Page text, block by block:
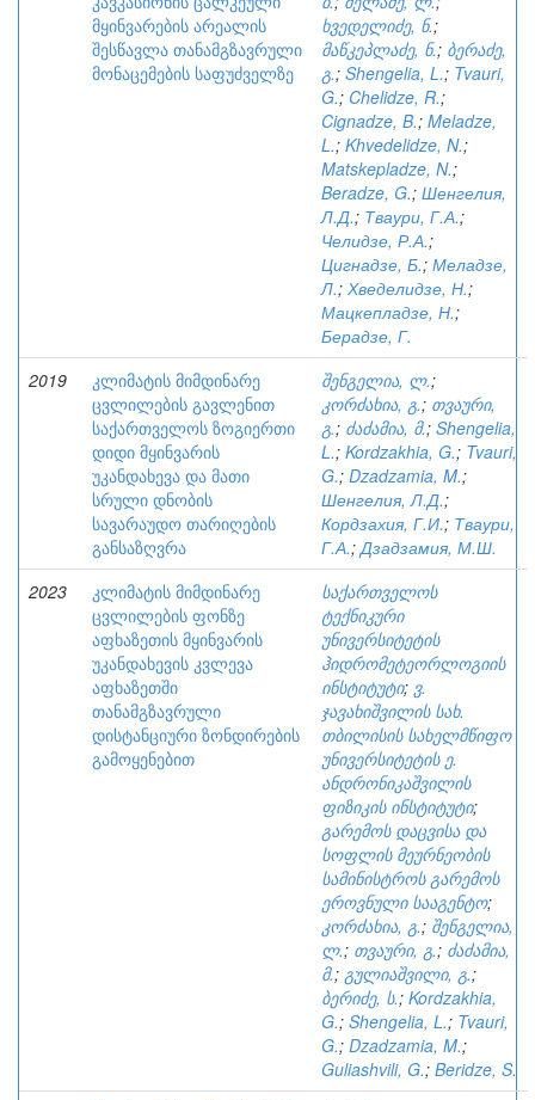
მყინვარების არეალის
შესწავლა თანამგზავრული
მონაცემების საფუძველზე
ხვედელიძე, ნ.;
მაწკეპლაძე, ნ.; ბერაძე,
გ.; Shengelia, L.; Tvauri,
G.; Chelidze, R.;
Cignadze, B.; Meladze,
L.; Khvedelidze, N.;
Matskepladze, N.;
Beradze, G.; Шенгелия,
Л.Д.; Тваури, Г.А.;
Челидзе, Р.А.;
Цигнадзе, Б.; Меладзе,
Л.; Хведелидзе, Н.;
Мацкепладзе, Н.;
Берадзе, Г.
2019
კლიმატის მიმდინარე
ცვლილების გავლენით
საქართველოს ზოგიერთი
დიდი მყინვარის
უკანდახევა და მათი
სრული დნობის
სავარაუდო თარიღების
განსაზღვრა
შენგელია, ლ.;
კორძახია, გ.; თვაური,
გ.; ძაძამია, მ.; Shengelia,
L.; Kordzakhia, G.; Tvauri,
G.; Dzadzamia, M.;
Шенгелия, Л.Д.;
Кордзахия, Г.И.; Тваури,
Г.А.;Дзадзамия, М.Ш.
2023
კლიმატის მიმდინარე
ცვლილების ფონზე
აფხაზეთის მყინვარის
უკანდახევის კვლევა
აფხაზეთში
თანამგზავრული
დისტანციური ზონდირების
გამოყენებით
საქართველოს
ტექნიკური
უნივერსიტეტის
ჰიდრომეტეორლოგიის
ინსტიტუტი; ვ.
ჯავახიშვილის სახ.
თბილისის სახელმწიფო
უნივერსიტეტის ე.
ანდრონიკაშვილის
ფიზიკის ინსტიტუტი;
გარემოს დაცვისა და
სოფლის მეურნეობის
სამინისტროს გარემოს
ეროვნული სააგენტო;
კორძახია, გ.; შენგელია,
ლ.; თვაური, გ.; ძაძამია,
მ.; გულიაშვილი, გ.;
ბერიძე, ს.; Kordzakhia,
G.; Shengelia, L.; Tvauri,
G.; Dzadzamia, M.;
Guliashvili, G.; Beridze, S.